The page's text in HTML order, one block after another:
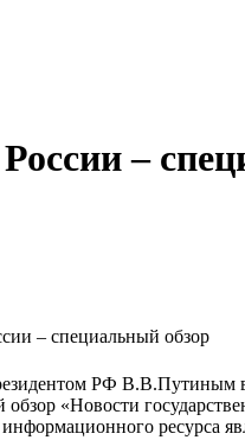
–
– специальный обзор
РФ
обзор «Новости
ресурса